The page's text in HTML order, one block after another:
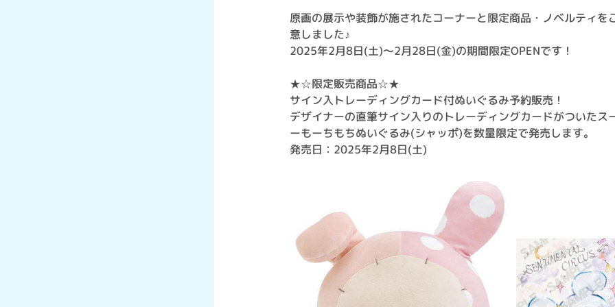
原画の展示や装飾が施されたコーナーと限定商品・ノベルティを
意しました♪
2025年2月8日(土)～2月28日(金)の期間限定OPENです！
★☆限定販売商品☆★
サイン入トレーディングカード付ぬいぐるみ予約販売！
デザイナーの直筆サイン入りのトレーディングカードがついたス
ーもーちもちぬいぐるみ(シャッポ)を数量限定で発売します。
発売日：2025年2月8日(土)